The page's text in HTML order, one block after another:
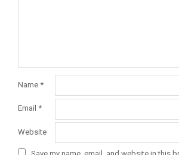
Name *
Email *
Website